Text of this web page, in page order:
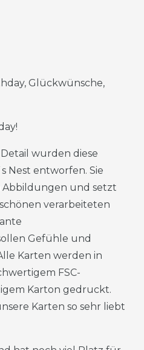
Glückwünsche,
wurden diese
Nest entworfen. Sie
und setzt
verarbeiteten
Gefühle und
Karten werden in
FSC-
Karton gedruckt.
Karten so sehr liebt